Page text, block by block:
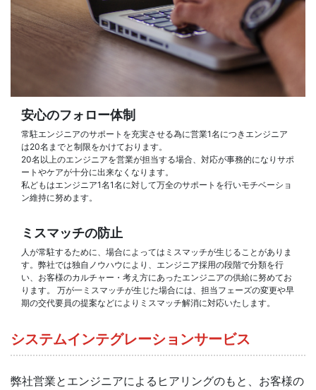
安心のフォロー体制
常駐エンジニアのサポートを充実させる為に営業1名につきエンジニア
は20名までと制限をかけております。
20名以上のエンジニアを営業が担当する場合、対応が事務的になりサポ
ートやケアが十分に出来なくなります。
私どもはエンジニア1名1名に対して万全のサポートを行いモチベーショ
ン維持に努めます。
ミスマッチの防止
人が常駐するために、場合によってはミスマッチが生じることがありま
す。弊社では独自ノウハウにより、エンジニア採用の段階で分類を行
い、お客様のカルチャー・考え方にあったエンジニアの供給に努めてお
ります。 万が一ミスマッチが生じた場合には、担当フェーズの変更や早
期の交代要員の提案などによりミスマッチ解消に対応いたします。
システムインテグレーションサービス
弊社営業とエンジニアによるヒアリングのもと、お客様の